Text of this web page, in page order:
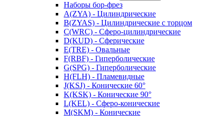
Наборы бор-фрез
A(ZYA) - Цилиндрические
B(ZYAS) - Цилиндрические с торцом
C(WRC) - Сферо-цилиндрические
D(KUD) - Сферические
E(TRE) - Овальные
F(RBF) - Гиперболические
G(SPG) - Гиперболические
H(FLH) - Пламевидные
J(KSJ) - Конические 60°
K(KSK) - Конические 90°
L(KEL) - Сферо-конические
M(SKM) - Конические